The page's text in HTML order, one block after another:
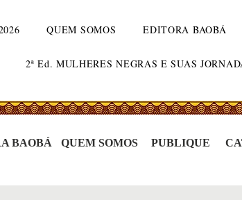
QUEM SOMOS EDITORA BAOBÁ
2ª Ed. MULHERES NEGRAS E SUAS
BAOBÁ QUEM SOMOS PUBLIQUE